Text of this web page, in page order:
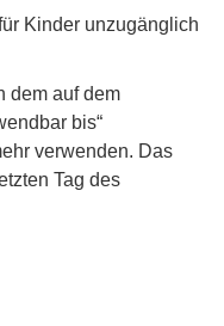
Kinder unzugänglich
dem auf dem
bis“
verwenden. Das
Tag des